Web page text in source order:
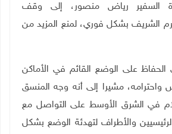
السفير رياض منصور، إلى وقف
الشريف بشكل فوري، لمنع المزيد من
الحفاظ على الوضع القائم في الأماكن
مشيرا إلى أنه وجه المنسق
في الشرق الأوسط على التواصل مع
الرئيسيين والأطراف لتهدئة الوضع بشكل